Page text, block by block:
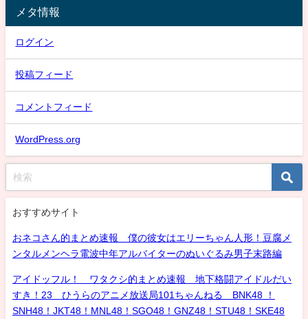
メタ情報
ログイン
投稿フィード
コメントフィード
WordPress.org
おすすめサイト
おネコさん的まとめ速報 僕の彼女はエリーちゃん人形！豆腐メ
ンタルメンヘラ電波中年アルバイターのぬいぐるみ男子末路編
アイドッフル！ ワタクシ的まとめ速報 地下格闘アイドルだい
すき！23 ひうらのアニメ放送局101ちゃんねる BNK48 ！
SNH48！JKT48！MNL48！SGO48！GNZ48！STU48！SKE48